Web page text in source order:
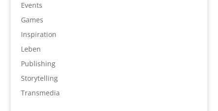
Events
Games
Inspiration
Leben
Publishing
Storytelling
Transmedia